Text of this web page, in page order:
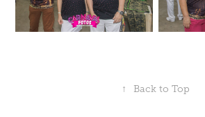
↑ Back to Top